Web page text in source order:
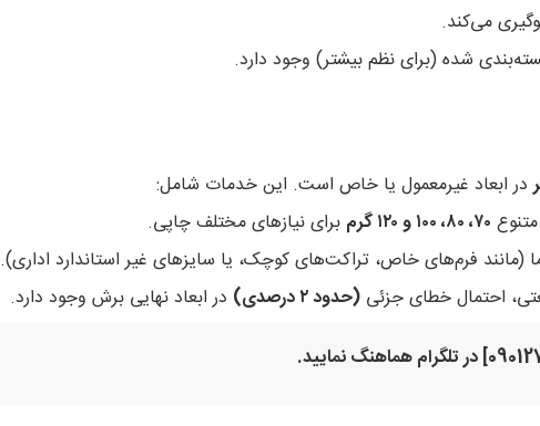
می‌کند.
شده (برای نظم بیشتر) وجود دارد.
در ابعاد غیرمعمول یا خاص است. این خدمات شامل:
۷۰، ۸۰، ۱۰۰ و ۱۲۰ گرم
برای نیازهای مختلف چاپی.
(مانند فرم‌های خاص، تراکت‌های کوچک، یا سایزهای غیر استاندارد اداری).
احتمال خطای جزئی (حدود ۲ درصدی)
در ابعاد نهایی برش وجود دارد.
] در تلگرام هماهنگ نمایید.